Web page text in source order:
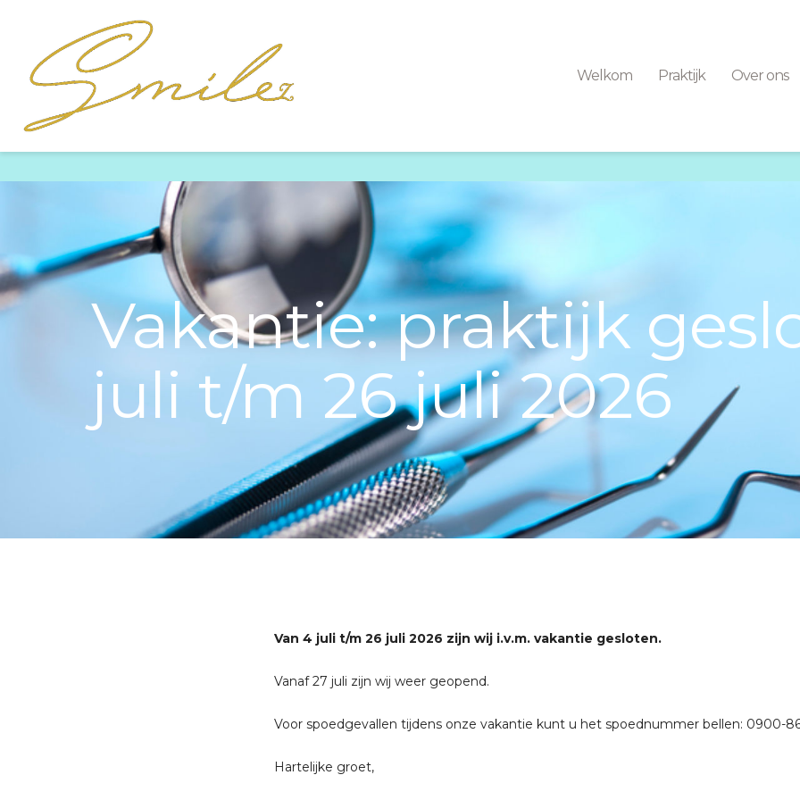
Welkom Praktijk Over ons
Vakantie: praktijk
juli t/m 26 juli 2026
Van 4 juli t/m 26 juli 2026 zijn wij i.v.m. vakantie gesloten.
Vanaf 27 juli zijn wij weer geopend.
Voor spoedgevallen tijdens onze vakantie kunt u het spoednummer bellen: 0900-
Hartelijke groet,